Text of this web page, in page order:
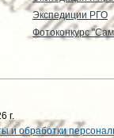
Экспедиции РГО
Фотоконкурс
г.
и обработки